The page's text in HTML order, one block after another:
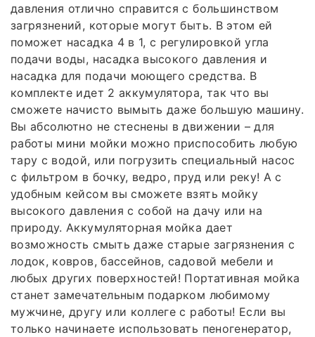
давления отлично справится с большинством
загрязнений, которые могут быть. В этом ей
поможет насадка 4 в 1, с регулировкой угла
подачи воды, насадка высокого давления и
насадка для подачи моющего средства. В
комплекте идет 2 аккумулятора, так что вы
сможете начисто вымыть даже большую машину.
Вы абсолютно не стеснены в движении – для
работы мини мойки можно приспособить любую
тару с водой, или погрузить специальный насос
с фильтром в бочку, ведро, пруд или реку! А с
удобным кейсом вы сможете взять мойку
высокого давления с собой на дачу или на
природу. Аккумуляторная мойка дает
возможность смыть даже старые загрязнения с
лодок, ковров, бассейнов, садовой мебели и
любых других поверхностей! Портативная мойка
станет замечательным подарком любимому
мужчине, другу или коллеге с работы! Если вы
только начинаете использовать пеногенератор,